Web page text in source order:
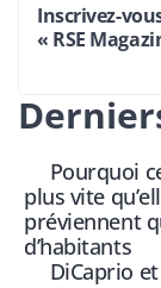
Inscrivez-
« RSE
Pourquoi
plus vite
préviennent
d’habitants
DiCaprio